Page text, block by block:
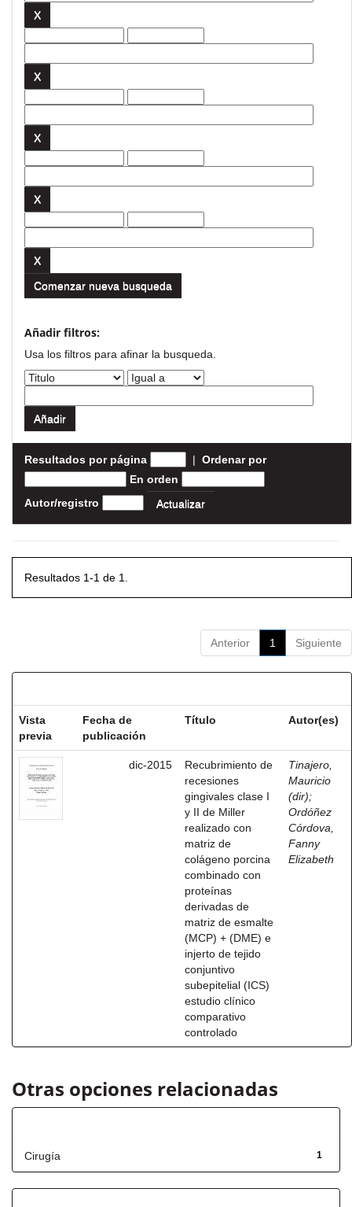
Comenzar nueva busqueda
Añadir filtros:
Usa los filtros para afinar la busqueda.
Resultados por página | Ordenar por
En orden
Autor/registro
Resultados 1-1 de 1.
Anterior 1 Siguiente
Vista
previa
Fecha de
publicación
Título Autor(es)
dic-2015
Recubrimiento de
recesiones
gingivales clase I
y II de Miller
realizado con
matriz de
colágeno porcina
combinado con
proteínas
derivadas de
matriz de esmalte
(MCP) + (DME) e
injerto de tejido
conjuntivo
subepitelial (ICS)
estudio clínico
comparativo
controlado
Tinajero,
Mauricio
(dir);
Ordóñez
Córdova,
Fanny
Elizabeth
Otras opciones relacionadas
1
Cirugía